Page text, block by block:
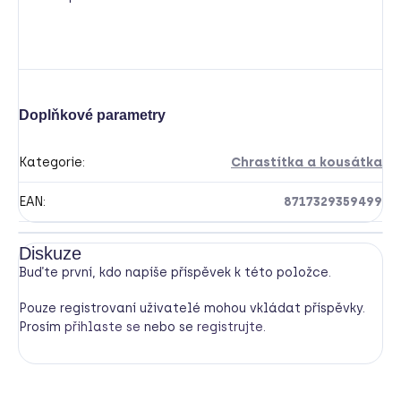
Doplňkové parametry
Kategorie: Chrastítka a kousátka
EAN: 8717329359499
Diskuze
Buďte první, kdo napíše příspěvek k této položce.
Pouze registrovaní uživatelé mohou vkládat příspěvky.
Prosím přihlaste se nebo se registrujte.